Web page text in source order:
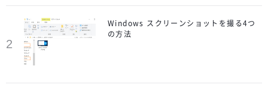
2
Windows スクリーンショットを撮る4つ
の方法